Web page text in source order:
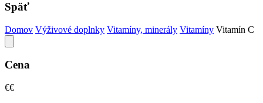
Späť
Domov Výživové doplnky Vitamíny, minerály Vitamíny Vitamín C
Cena
€€